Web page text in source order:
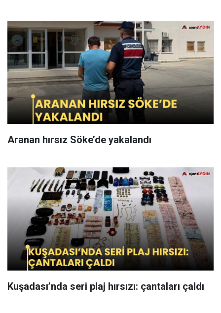
Aranan hırsız Söke’de yakalandı
Kuşadası’nda seri plaj hırsızı: çantaları çaldı